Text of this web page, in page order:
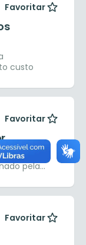
Favoritar
custo
Favoritar
da
pela
e Serviços,
Favoritar